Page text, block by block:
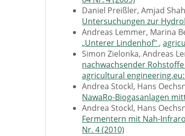
Daniel Preißler, Amjad
Untersuchungen zur
Andreas Lemmer, Marina
„Unterer Lindenhof" ,
Simon Zielonka, Andreas
nachwachsender
agricultural engineering.eu:
Andrea Stockl, Hans
NawaRo-Biogasanlagen
Andrea Stockl, Hans
Fermentern mit Nah-
Nr. 4 (2010)